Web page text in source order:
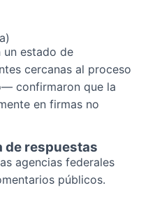
un estado de
cercanas al proceso
confirmaron que la
en firmas no
de respuestas
agencias federales
públicos.